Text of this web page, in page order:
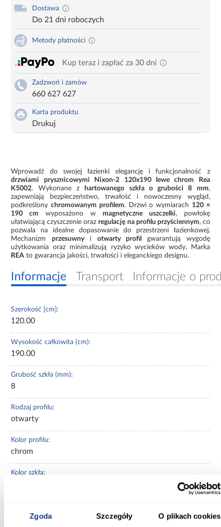
Zgoda Szczegóły O plikach cookies
Dostawa
Do 21 dni roboczych
Metody płatności
Kup teraz i zapłać za 30 dni
Zadzwoń i zamów
660 627 627
Karta produktu
Drukuj
Wprowadź do swojej łazienki elegancję i funkcjonalność z
drzwiami prysznicowymi Nixon-2 120x190 lewe chrom Rea
K5002. Wykonane z hartowanego szkła o grubości 8 mm,
zapewniają bezpieczeństwo, trwałość i nowoczesny wygląd,
podkreślonychromowanym profilem. Drzwi o wymiarach 120 ×
190 cm wyposażono w magnetyczne uszczelki, powłokę
ułatwiającą czyszczenie orazregulację na profilu przyściennym, co
pozwala na idealne dopasowanie do przestrzeni łazienkowej.
Mechanizm przesuwnyi otwarty profil
gwarantują wygodę
użytkowania oraz minimalizują ryzyko wycieków wody. Marka
REA to gwarancja jakości, trwałości i eleganckiego designu.
Informacje Transport Informacje o
Szerokość [cm]:
120.00
Wysokość całkowita (cm):
190.00
Grubość szkła (mm):
8
Rodzaj profilu:
otwarty
Kolor profilu:
chrom
Kolor szkła: